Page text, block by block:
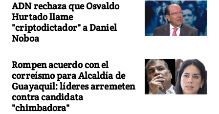
ADN rechaza que Osvaldo
Hurtado llame
"criptodictador" a Daniel
Noboa
Rompen acuerdo con el
correísmo para Alcaldía de
Guayaquil: líderes arremeten
contra candidata
"chimbadora"